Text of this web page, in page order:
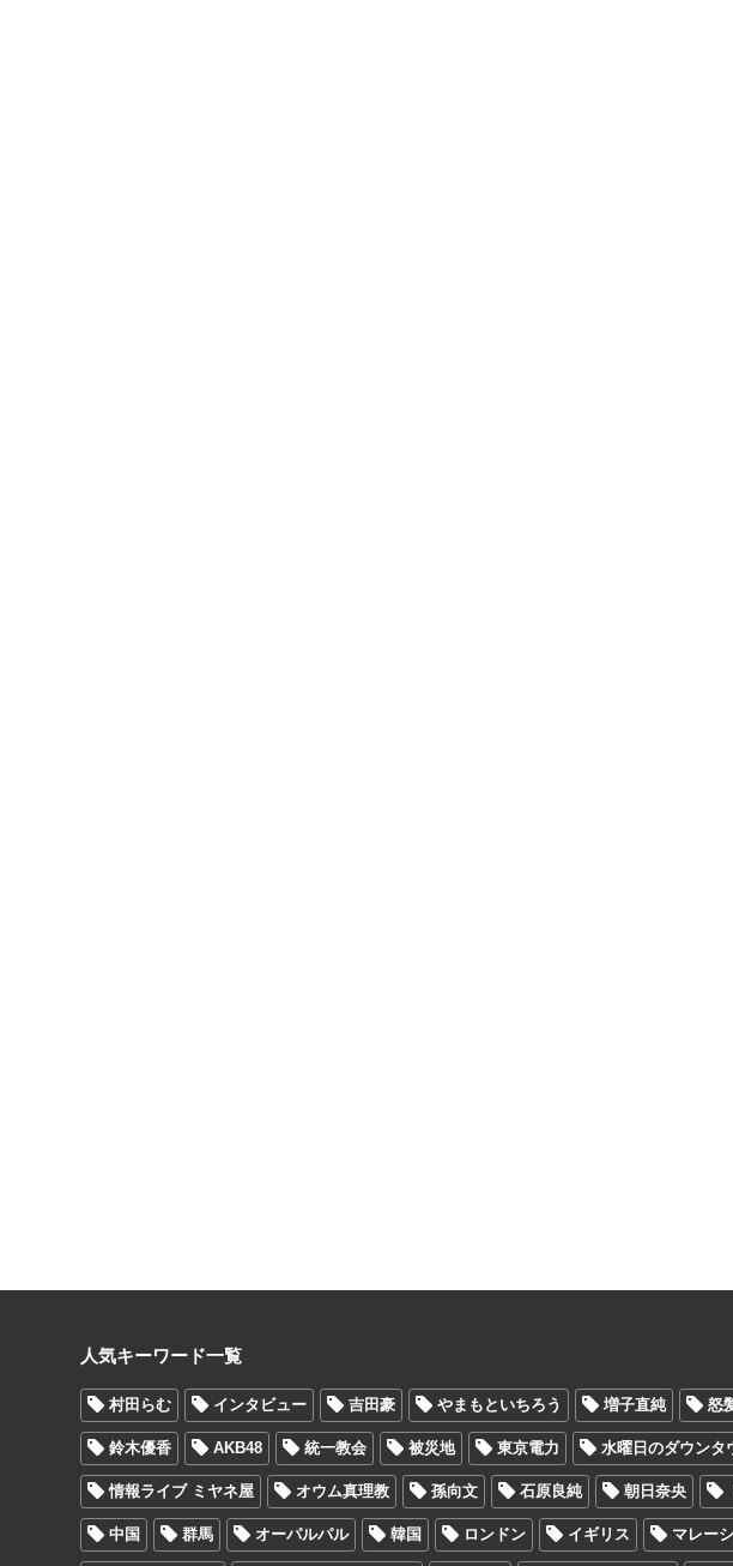
人気キーワード一覧
村田らむ インタビュー 吉田豪 やまもといちろう 増子直純 怒
鈴木優香 AKB48 統一教会 被災地 東京電力 水曜日のダウンタ
情報ライブ ミヤネ屋 オウム真理教 孫向文 石原良純 朝日奈央
中国 群馬 オーパルパル 韓国 ロンドン イギリス マレー